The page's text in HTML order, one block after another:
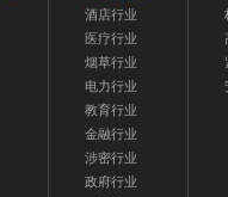
酒店行业
医疗行业
烟草行业
电力行业
教育行业
金融行业
涉密行业
政府行业